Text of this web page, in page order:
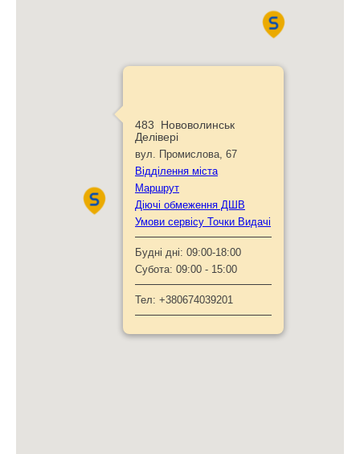
483 Нововолинськ
Делівері
вул. Промислова, 67
Відділення міста
Маршрут
Діючі обмеження ДШВ
Умови сервісу Точки Видачі
Будні дні: 09:00-18:00
Субота: 09:00 - 15:00
Тел: +380674039201